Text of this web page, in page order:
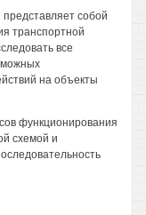
собой
транспортной
все
на объекты
функционирования
схемой и